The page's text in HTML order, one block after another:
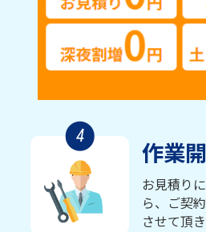
4
作業
お見積り
ら、ご契
させて頂き